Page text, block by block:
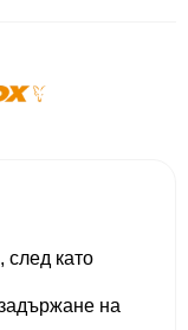
след като
на